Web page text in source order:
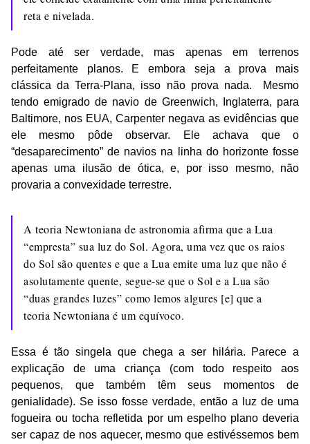
reta e nivelada.
Pode até ser verdade, mas apenas em terrenos
perfeitamente planos. E embora seja a prova mais
clássica da Terra-Plana, isso não prova nada. Mesmo
tendo emigrado de navio de Greenwich, Inglaterra, para
Baltimore, nos EUA, Carpenter negava as evidências que
ele mesmo pôde observar. Ele achava que o
“desaparecimento” de navios na linha do horizonte fosse
apenas uma ilusão de ótica, e, por isso mesmo, não
provaria a convexidade terrestre.
A teoria Newtoniana de astronomia afirma que a Lua
“empresta” sua luz do Sol. Agora, uma vez que os raios
do Sol são quentes e que a Lua emite uma luz que não é
asolutamente quente, segue-se que o Sol e a Lua são
“duas grandes luzes” como lemos algures [e] que a
teoria Newtoniana é um equívoco.
Essa é tão singela que chega a ser hilária. Parece a
explicação de uma criança (com todo respeito aos
pequenos, que também têm seus momentos de
genialidade). Se isso fosse verdade, então a luz de uma
fogueira ou tocha refletida por um espelho plano deveria
ser capaz de nos aquecer, mesmo que estivéssemos bem